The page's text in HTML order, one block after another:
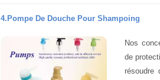
4.Pompe De Douche Pour Shampoing
Nos
de
résoudre